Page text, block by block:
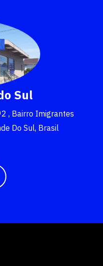
Sul
, Bairro Imigrantes
Do Sul, Brasil
de curso
ano de curso